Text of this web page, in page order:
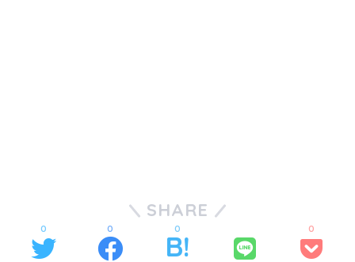
SHARE
0 0 0 0